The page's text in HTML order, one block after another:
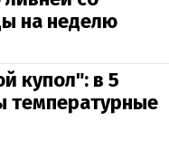
на неделю
купол": в 5
температурные